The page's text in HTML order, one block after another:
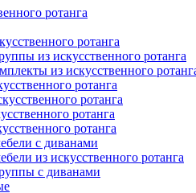
ротанга
ротанга
из искусственного ротанга
из искусственного
ротанга
ротанга
ротанга
ротанга
с диванами
из искусственного ротанга
с диванами